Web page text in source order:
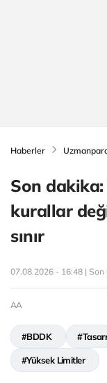
Haberler
Son
kurallar
sınır
07.08.2026 - 16:48 | Son
AA
#BDDK
#Yüksek Limitler